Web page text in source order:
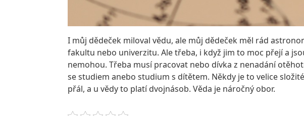
I můj dědeček miloval vědu, ale můj dědeček měl rád
fakultu nebo univerzitu. Ale třeba, i když jim to moc přejí a
nemohou. Třeba musí pracovat nebo dívka z nenadání
se studiem anebo studium s dítětem. Někdy je to velice
přál, a u vědy to platí dvojnásob. Věda je náročný obor.